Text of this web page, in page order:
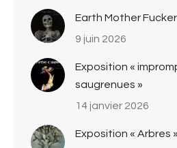
Earth Mother Fucker
9 juin 2026
Exposition «
saugrenues »
14 janvier 2026
Exposition « Arbres